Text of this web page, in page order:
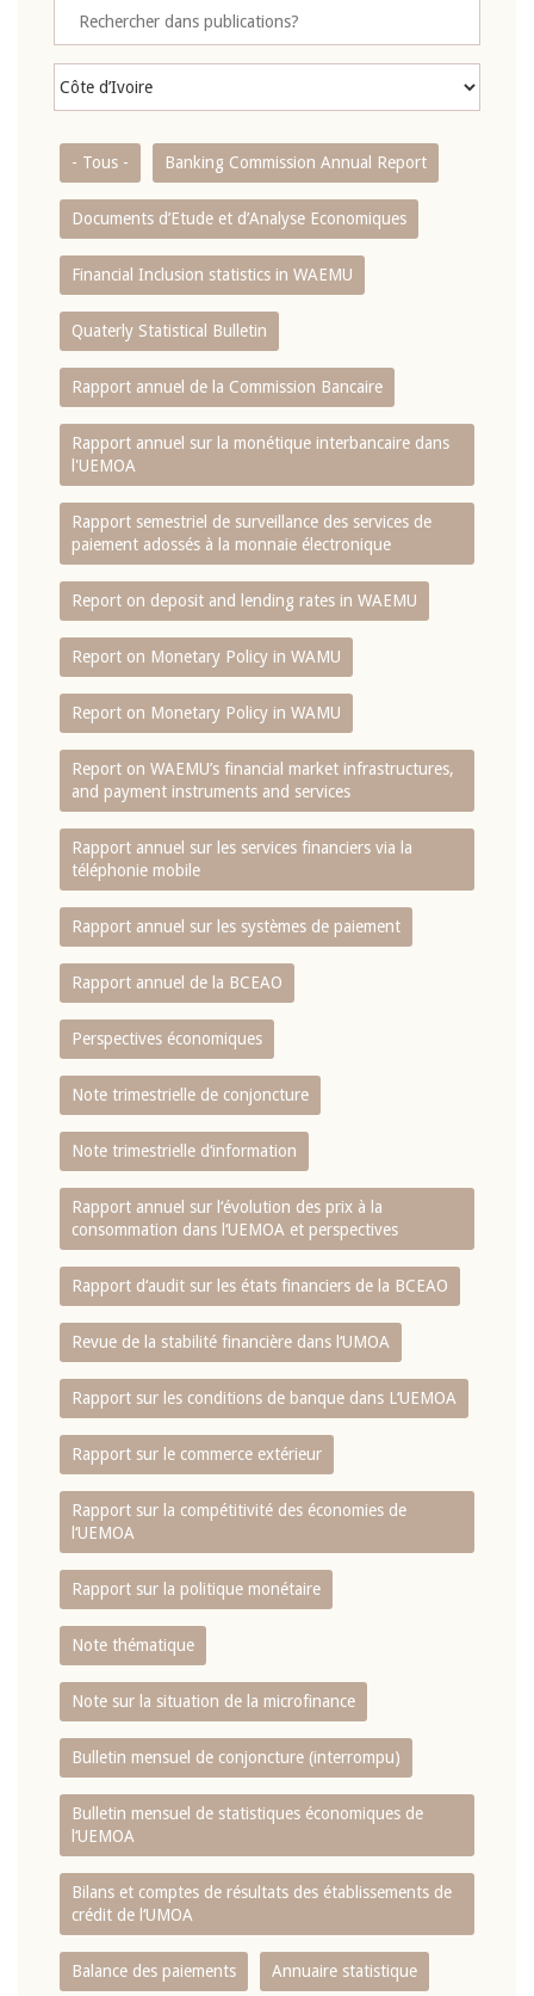
- Tous - Banking Commission Annual Report
Documents d’Etude et d’Analyse Economiques
Financial Inclusion statistics in WAEMU
Quaterly Statistical Bulletin
Rapport annuel de la Commission Bancaire
Rapport annuel sur la monétique interbancaire dans
l'UEMOA
Rapport semestriel de surveillance des services de
paiement adossés à la monnaie électronique
Report on deposit and lending rates in WAEMU
Report on Monetary Policy in WAMU
Report on Monetary Policy in WAMU
Report on WAEMU’s financial market infrastructures,
and payment instruments and services
Rapport annuel sur les services financiers via la
téléphonie mobile
Rapport annuel sur les systèmes de paiement
Rapport annuel de la BCEAO
Perspectives économiques
Note trimestrielle de conjoncture
Note trimestrielle d‘information
Rapport annuel sur l‘évolution des prix à la
consommation dans l‘UEMOA et perspectives
Rapport d‘audit sur les états financiers de la BCEAO
Revue de la stabilité financière dans l‘UMOA
Rapport sur les conditions de banque dans L‘UEMOA
Rapport sur le commerce extérieur
Rapport sur la compétitivité des économies de
l‘UEMOA
Rapport sur la politique monétaire
Note thématique
Note sur la situation de la microfinance
Bulletin mensuel de conjoncture (interrompu)
Bulletin mensuel de statistiques économiques de
l‘UEMOA
Bilans et comptes de résultats des établissements de
crédit de l‘UMOA
Balance des paiements Annuaire statistique